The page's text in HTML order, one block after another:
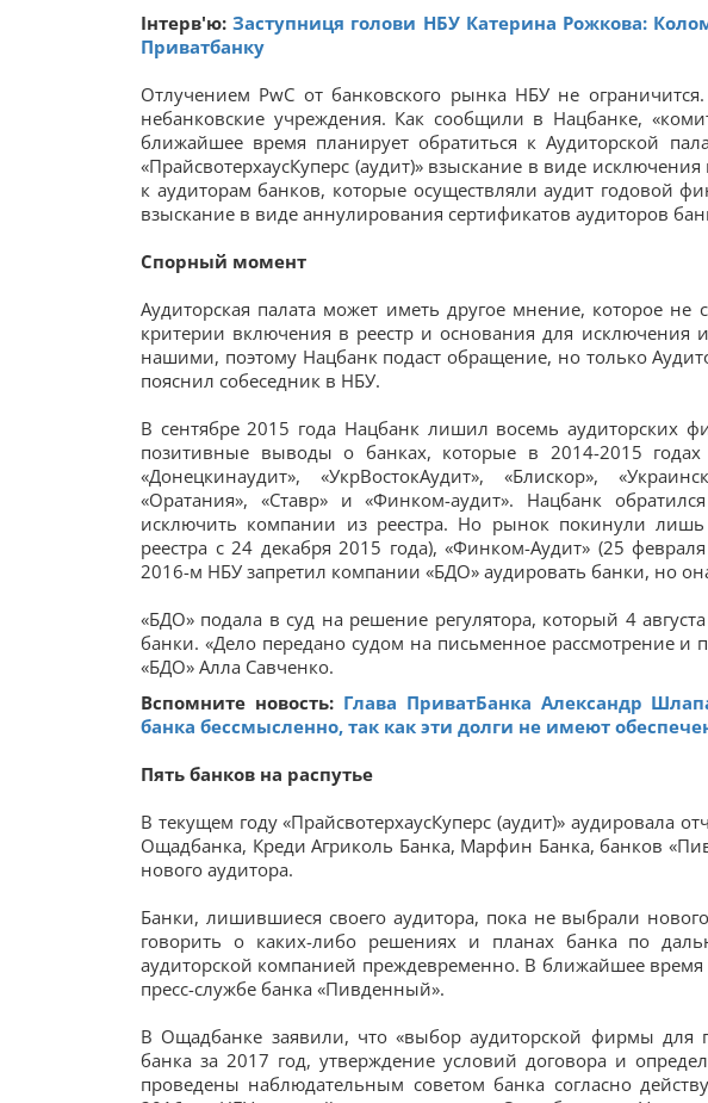
Інтерв'ю:Заступниця голови НБУ Катерина Рожкова:
Приватбанку
Отлучением PwC от банковского рынка НБУ не
небанковские учреждения. Как сообщили в Нацбанке,
ближайшее время планирует обратиться к Аудиторской
«ПрайсвотерхаусКуперс (аудит)» взыскание в виде
к аудиторам банков, которые осуществляли аудит годовой
взыскание в виде аннулирования сертификатов аудиторов
Спорный момент
Аудиторская палата может иметь другое мнение, которое не
критерии включения в реестр и основания для исключения
нашими, поэтому Нацбанк подаст обращение, но только
пояснил собеседник в НБУ.
В сентябре 2015 года Нацбанк лишил восемь аудиторских
позитивные выводы о банках, которые в 2014-2015
«Донецкинаудит», «УкрВостокАудит», «Блискор»,
«Оратания», «Ставр» и «Финком-аудит». Нацбанк
исключить компании из реестра. Но рынок покинули
реестра с 24 декабря 2015 года), «Финком-Аудит» (25
2016-м НБУ запретил компании «БДО» аудировать банки, но
«БДО» подала в суд на решение регулятора, который 4
банки. «Дело передано судом на письменное рассмотрение и
«БДО» Алла Савченко.
Вспомните новость: Глава ПриватБанка Александр
банка бессмысленно, так как эти долги не имеют
Пять банков на распутье
В текущем году «ПрайсвотерхаусКуперс (аудит)» аудировала
Ощадбанка, Креди Агриколь Банка, Марфин Банка, банков
нового аудитора.
Банки, лишившиеся своего аудитора, пока не выбрали
говорить о каких-либо решениях и планах банка по
аудиторской компанией преждевременно. В ближайшее время
пресс-службе банка «Пивденный».
В Ощадбанке заявили, что «выбор аудиторской фирмы для
банка за 2017 год, утверждение условий договора и
проведены наблюдательным советом банка согласно